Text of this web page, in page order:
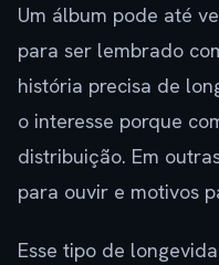
Um álbum pode até
para ser lembrado
história precisa de
o interesse porque
distribuição. Em
para ouvir e motivos
Esse tipo de